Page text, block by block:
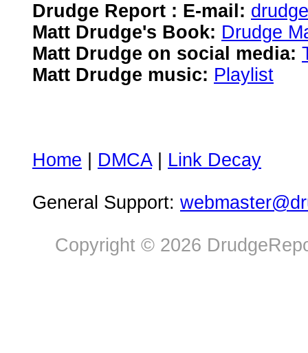
Drudge Report : E-mail:
Matt Drudge's Book: Drudge
Matt Drudge on social media:
Matt Drudge music: Playlist
Home DMCA| Link Decay
General Support:
Copyright © 2026